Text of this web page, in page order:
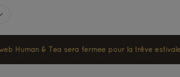
Human & Tea sera fermée pour la trêve